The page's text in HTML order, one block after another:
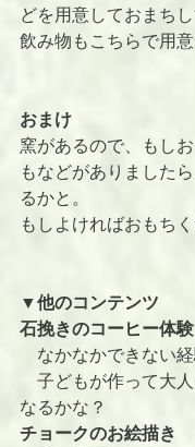
どを用意しておまち
飲み物もこちらで用意
おまけ
窯があるので、もし
もなどがありました
るかと。
もしよければおもち
▼他のコンテンツ
石挽きのコーヒー体験
なかなかできない経
子どもが作って大
なるかな？
チョークのお絵描き